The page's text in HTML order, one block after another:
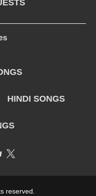
HINDI SONGS
X
reserved.